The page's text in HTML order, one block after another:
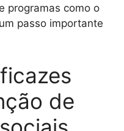
programas como o
passo importante
de